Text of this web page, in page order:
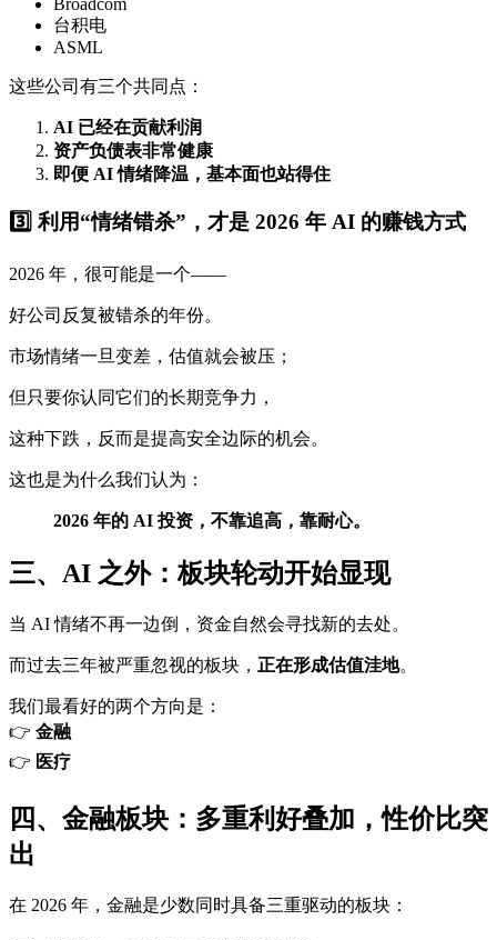
台积电
ASML
这些公司有三个共同点：
AI 已经在贡献利润
资产负债表非常健康
即便 AI 情绪降温，基本面也站得住
3️⃣ 利用“情绪错杀”，才是 2026 年 AI 的赚钱方式
2026 年，很可能是一个——
好公司反复被错杀的年份。
市场情绪一旦变差，估值就会被压；
但只要你认同它们的长期竞争力，
这种下跌，反而是提高安全边际的机会。
这也是为什么我们认为：
2026 年的 AI 投资，不靠追高，靠耐心。
三、AI 之外：板块轮动开始显现
当 AI 情绪不再一边倒，资金自然会寻找新的去处。
而过去三年被严重忽视的板块， 正在形成估值洼地。
我们最看好的两个方向是：
👉 金融
👉 医疗
四、金融板块：多重利好叠加，性价比突
出
在 2026 年，金融是少数同时具备三重驱动的板块：